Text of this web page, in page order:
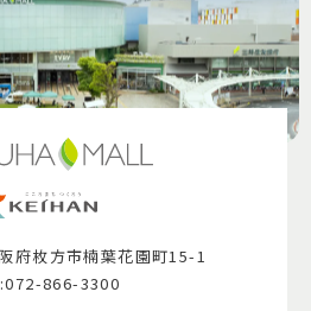
府枚方市楠葉花園町15-1
866-3300